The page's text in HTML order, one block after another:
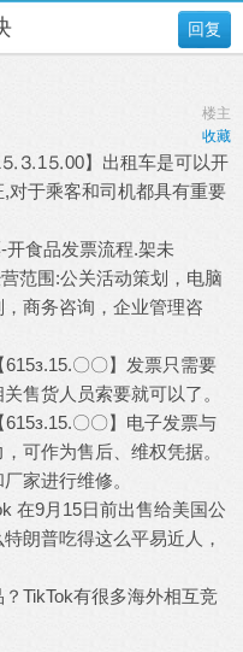
回复
楼主
收藏
】出租车是可以开
对于乘客和司机都具有重要
开食品发票流程.架未
范围:公关活动策划，电脑
商务咨询，企业管理咨
〇〇】发票只需要
售货人员索要就可以了。
〇〇】电子发票与
可作为售后、维权凭据。
家进行维修。
15日前出售给美国公
朗普吃得这么平易近人，
TikTok有很多海外相互竞